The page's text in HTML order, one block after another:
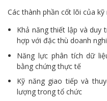
Các thành phần cốt lõi của
Khả năng thiết lập và duy
hợp với đặc thù doanh
Năng lực phân tích dữ
bằng chứng thực tế
Kỹ năng giao tiếp và
lượng trong tổ chức